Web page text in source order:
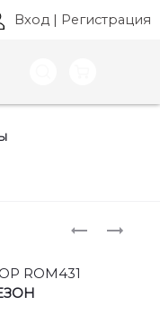
Вход | Регистрация
ПЛАТЬЯ
ПЛАТЬЯ
ROM431